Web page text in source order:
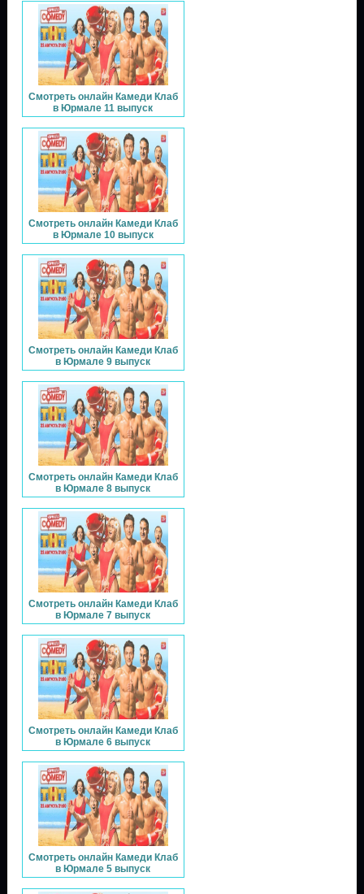
Смотреть онлайн Камеди Клаб
в Юрмале 11 выпуск
Смотреть онлайн Камеди Клаб
в Юрмале 10 выпуск
Смотреть онлайн Камеди Клаб
в Юрмале 9 выпуск
Смотреть онлайн Камеди Клаб
в Юрмале 8 выпуск
Смотреть онлайн Камеди Клаб
в Юрмале 7 выпуск
Смотреть онлайн Камеди Клаб
в Юрмале 6 выпуск
Смотреть онлайн Камеди Клаб
в Юрмале 5 выпуск